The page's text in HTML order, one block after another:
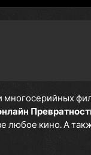
любое кино. А